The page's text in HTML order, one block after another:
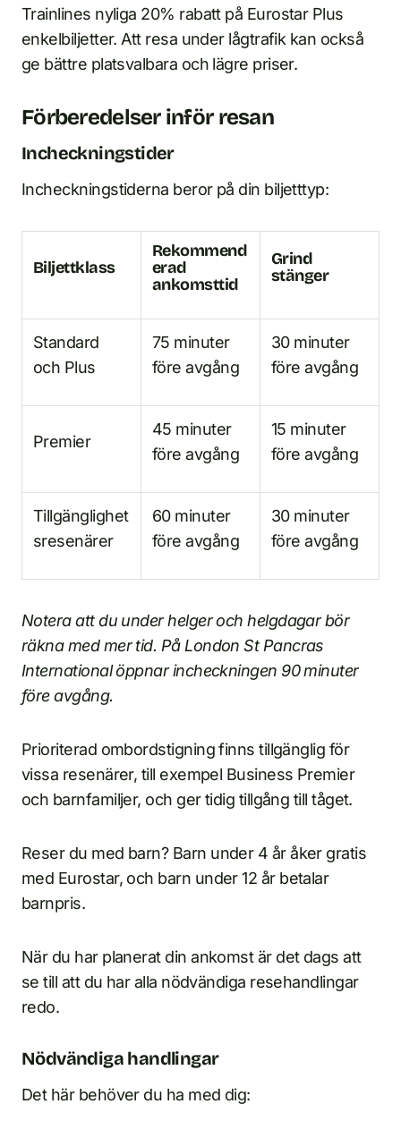
Trainlines nyliga 20% rabatt på Eurostar Plus
enkelbiljetter. Att resa under lågtrafik kan också
ge bättre platsvalbara och lägre priser.
Förberedelser inför resan
Incheckningstider
Incheckningstiderna beror på din biljetttyp:
Biljettklass
Rekommend
erad
ankomsttid
Grind
stänger
Standard
och Plus
75 minuter
före avgång
30 minuter
före avgång
Premier
45 minuter
före avgång
15 minuter
före avgång
Tillgänglighet
sresenärer
60 minuter
före avgång
30 minuter
före avgång
Notera att du under helger och helgdagar bör
räkna med mer tid. På London St Pancras
International öppnar incheckningen 90 minuter
före avgång.
Prioriterad ombordstigning finns tillgänglig för
vissa resenärer, till exempel Business Premier
och barnfamiljer, och ger tidig tillgång till tåget.
Reser du med barn? Barn under 4 år åker gratis
med Eurostar, och barn under 12 år betalar
barnpris.
När du har planerat din ankomst är det dags att
se till att du har alla nödvändiga resehandlingar
redo.
Nödvändiga handlingar
Det här behöver du ha med dig: